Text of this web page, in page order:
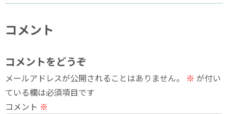
コメント
コメントをどうぞ
メールアドレスが公開されることはありません。 ※ が付い
ている欄は必須項目です
コメント ※